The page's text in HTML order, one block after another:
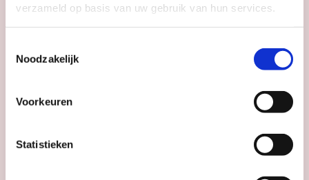
verzameld op basis van uw gebruik van hun services.
Noodzakelijk
Voorkeuren
Statistieken
StraatFest: Dansen op
Straat